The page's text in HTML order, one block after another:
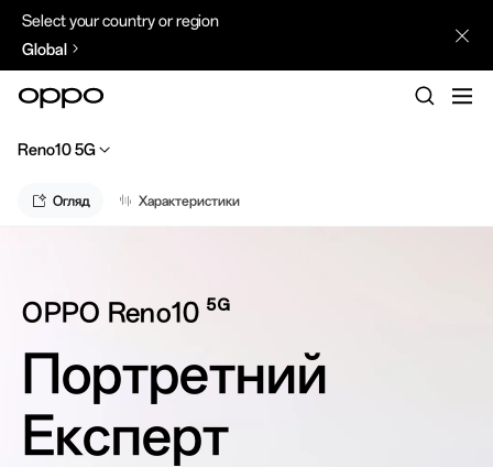
Select your country or region
Global
Reno10 5G
Огляд Характеристики
OPPO Reno10 5G
Портретний
Експерт